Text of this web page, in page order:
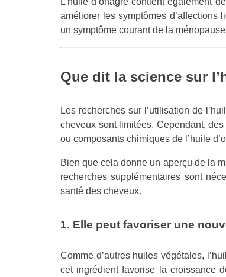
améliorer les symptômes
un symptôme courant de la
Que dit la science sur
Les recherches sur l’utilisation de
cheveux sont limitées. Cependant,
ou composants chimiques de l’huile
Bien que cela donne un aperçu de la
recherches supplémentaires sont
santé des cheveux.
1. Elle peut favoriser une
Comme d’autres huiles végétales,
cet ingrédient favorise la croissance